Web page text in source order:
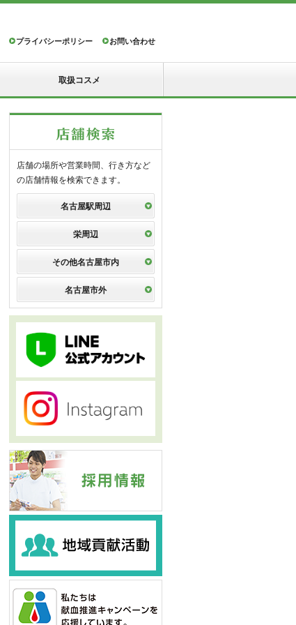
プライバシーポリシー お問い合わせ
取扱コスメ
店舗の場所や営業時間、行き方など
の店舗情報を検索できます。
名古屋駅周辺
栄周辺
その他名古屋市内
名古屋市外